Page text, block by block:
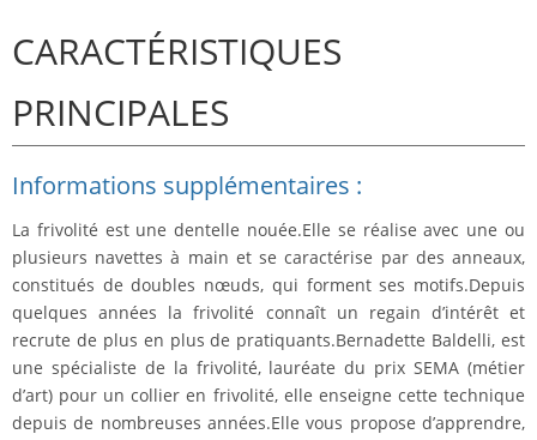
CARACTÉRISTIQUES
PRINCIPALES
Informations supplémentaires :
La frivolité est une dentelle nouée.Elle se réalise avec une ou
plusieurs navettes à main et se caractérise par des anneaux,
constitués de doubles nœuds, qui forment ses motifs.Depuis
quelques années la frivolité connaît un regain d’intérêt et
recrute de plus en plus de pratiquants.Bernadette Baldelli, est
une spécialiste de la frivolité, lauréate du prix SEMA (métier
d’art) pour un collier en frivolité, elle enseigne cette technique
depuis de nombreuses années.Elle vous propose d’apprendre,